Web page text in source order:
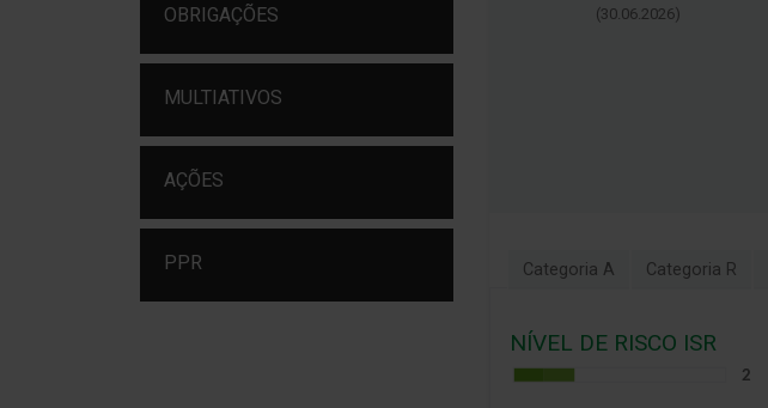
OBRIGAÇÕES
MULTIATIVOS
AÇÕES
PPR
(30.06.2026)
Categoria A Categoria R
NÍVEL DE RISCO ISR